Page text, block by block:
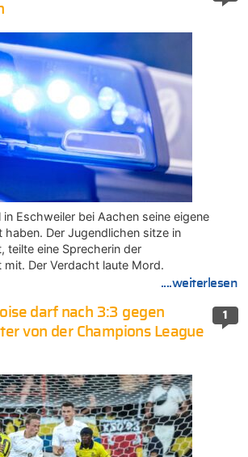
Eschweiler bei Aachen seine eigene
Der Jugendlichen sitze in
teilte eine Sprecherin der
Der Verdacht laute Mord.
....weiterlesen
1
darf nach 3:3 gegen
von der Champions League